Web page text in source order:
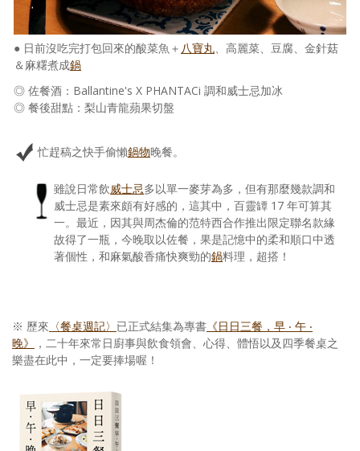
● 日前沒吃完打包回來的酸菜魚＋ 八寶丸、高麗菜、豆腐、金針菇
＆麻糬煮成鍋
◎ 佐餐酒：Ballantine's X PHANTACi 調和威士忌加冰
◎ 餐後甜點：梨山青龍蘋果切盤
忙趕稿之快手偷懶鍋物晚餐。
雖說日常飲威士忌多以單一麥芽為多，但有那麼幾款調和
威士忌是素來頗有好感的，這其中，百靈罈 17 年可算其
一。最近，因其與周杰倫的范特西合作推出限定聯名款緣
故得了一瓶，今晚取以佐餐，果是記憶中的柔和順口中透
著個性，和麻氣酸香痛快爽勁的鍋料理，超搭！
※ 歷來 〈餐桌週記〉 已正式結集為專書 《日日三餐，早 ‧ 午 ‧
晚》
，二十年來常日廚事與飲食領會、心得、體悟以及四季餐桌之
樂盡在此中，一定要捧場喔！